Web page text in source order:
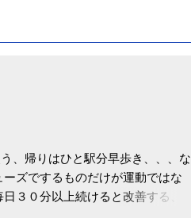
、帰りはひと駅分早歩き、、、な
ズでするものだけが運動ではな
３０分以上続けると改善する、